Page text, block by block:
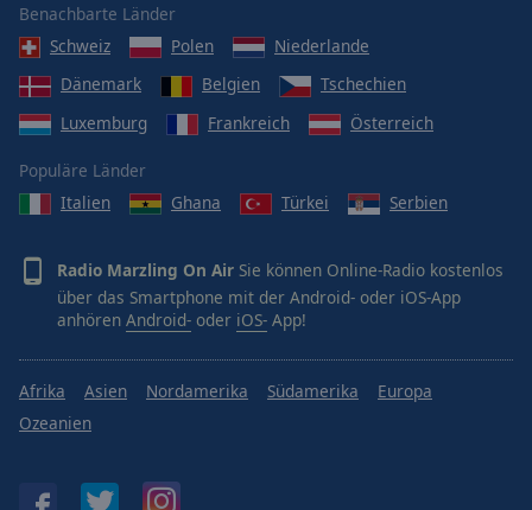
Benachbarte Länder
Schweiz
Polen
Niederlande
Dänemark
Belgien
Tschechien
Luxemburg
Frankreich Österreich
Populäre Länder
Italien
Ghana Türkei Serbien
Radio Marzling On Air Sie können Online-Radio kostenlos
über das Smartphone mit der Android- oder iOS-App
anhören Android- oder iOS- App!
Afrika Asien Nordamerika Südamerika
Europa
Ozeanien